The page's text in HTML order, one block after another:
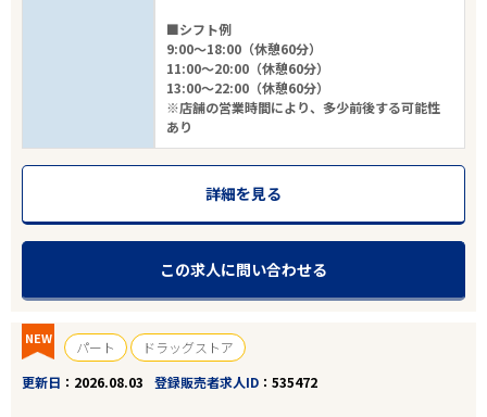
■シフト例
9:00～18:00（休憩60分）
11:00～20:00（休憩60分）
13:00～22:00（休憩60分）
※店舗の営業時間により、多少前後する可能性
あり
詳細を見る
この求人に問い合わせる
NEW パート
ドラッグストア
更新日
2026.08.03 登録販売者求人ID 535472